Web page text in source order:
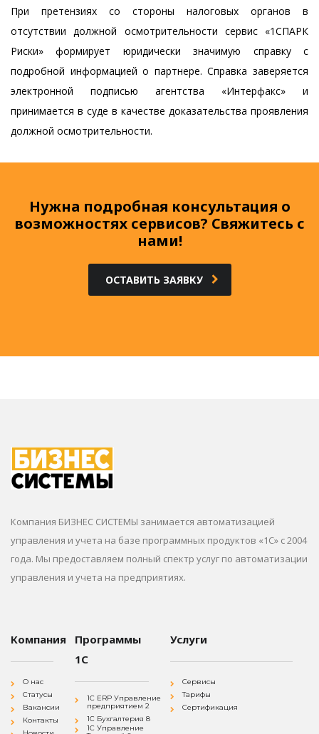
При претензиях со стороны налоговых органов в
отсутствии должной осмотрительности сервис «1СПАРК
Риски» формирует юридически значимую справку с
подробной информацией о партнере. Справка заверяется
электронной подписью агентства «Интерфакс» и
принимается в суде в качестве доказательства проявления
должной осмотрительности.
Нужна подробная консультация о
возможностях сервисов? Свяжитесь с
нами!
ОСТАВИТЬ ЗАЯВКУ
Компания БИЗНЕС СИСТЕМЫ занимается автоматизацией
управления и учета на базе программных продуктов «1С» с 2004
года. Мы предоставляем полный спектр услуг по автоматизации
управления и учета на предприятиях.
Компания
О нас
Статусы
Вакансии
Контакты
Программы
1С
1С ERP Управление
предприятием 2
1С Бухгалтерия 8
1С Управление
Услуги
Сервисы
Тарифы
Сертификация